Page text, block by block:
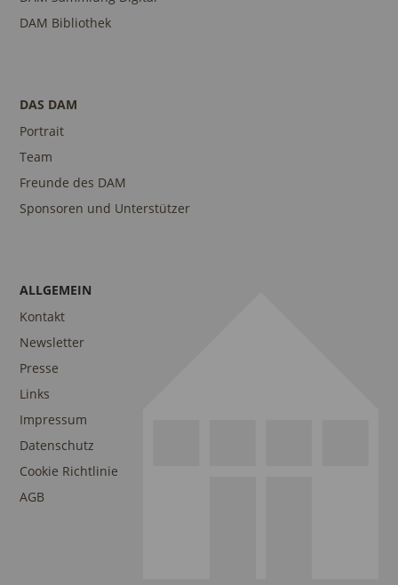
DAM Bibliothek
DAS DAM
Portrait
Team
Freunde des DAM
Sponsoren und Unterstützer
ALLGEMEIN
Kontakt
Newsletter
Presse
Links
Impressum
Datenschutz
Cookie Richtlinie
AGB